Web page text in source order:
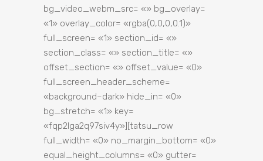
bg_video_webm_src= «» bg_overlay=
«1» overlay_color= «rgba(0,0,0,0.1)»
full_screen= «1» section_id= «»
section_class= «» section_title= «»
offset_section= «» offset_value= «0»
full_screen_header_scheme=
«background–dark» hide_in= «0»
bg_stretch= «1» key=
«fqp2lga2q97siv4y»][tatsu_row
full_width= «0» no_margin_bottom= «0»
equal_height_columns= «0» gutter=